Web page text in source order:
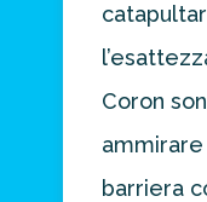
Breve
Coron
barriera